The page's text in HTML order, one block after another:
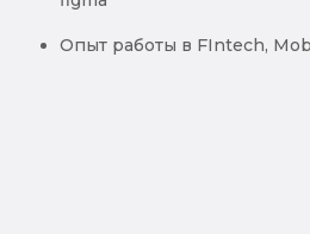
Опыт работы в FIntech,